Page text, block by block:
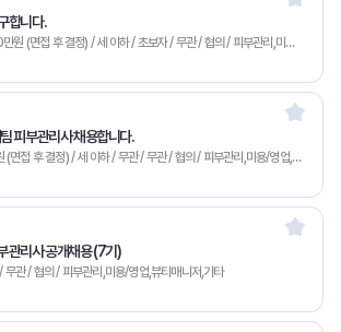
합니다.
연봉 3,000만원~3,000만원 (면접 후 결정) / 세 이하 / 초보자 / 무관 / 협의 / 피부관리,미용/영업,기타
피부관리사 채용합니다.
월급 250만원~350만원 (면접 후 결정) / 세 이하 / 무관 / 무관 / 협의 / 피부관리,미용/영업,기타
관리사 공개채용 (7기)
무관 / 협의 / 피부관리,미용/영업,뷰티매니저,기타